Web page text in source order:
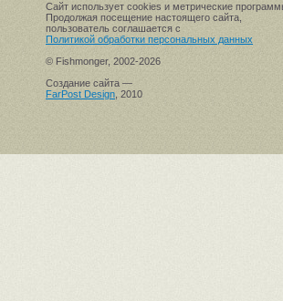
Сайт использует cookies и метрические
Продолжая посещение настоящего сайта,
пользователь соглашается с
Политикой обработки персональных данных
© Fishmonger, 2002-2026
Создание сайта —
FarPost Design , 2010